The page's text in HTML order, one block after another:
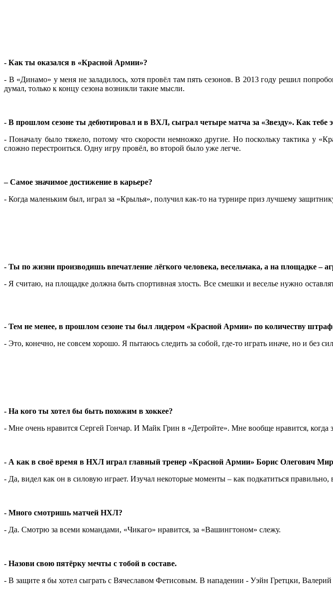
- Как ты оказался в «Красной Армии»?
- В «Динамо» у меня не заладилось, хотя провёл там пять сезонов. В 2013 году решил
думал, только к концу сезона возникли такие мысли.
- В прошлом сезоне ты дебютировал и в ВХЛ, сыграл четыре матча за «Звезду». Как тебе
- Поначалу было тяжело, потому что скорости немножко другие. Но поскольку тактика у
сложно перестроиться. Одну игру провёл, во второй было уже легче.
– Самое значимое достижение в карьере?
- Когда маленьким был, играл за «Крылья», получил как-то на турнире приз лучшему
- Ты по жизни производишь впечатление лёгкого человека, весельчака, а на площадке –
- Я считаю, на площадке должна быть спортивная злость. Все смешки и веселье нужно
- Тем не менее, в прошлом сезоне ты был лидером «Красной Армии» по количеству
- Это, конечно, не совсем хорошо. Я пытаюсь следить за собой, где-то играть иначе, но и без
- На кого ты хотел бы быть похожим в хоккее?
- Мне очень нравится Сергей Гончар. И Майк Грин в «Детройте». Мне вообще нравится, когда
- А как в своё время в НХЛ играл главный тренер «Красной Армии» Борис Олегович
- Да, видел как он в силовую играет. Изучал некоторые моменты – как подкатиться правильно,
- Много смотришь матчей НХЛ?
- Да. Смотрю за всеми командами, «Чикаго» нравится, за «Вашингтоном» слежу.
- Назови свою пятёрку мечты с тобой в составе.
- В защите я бы хотел сыграть с Вячеславом Фетисовым. В нападении - Уэйн Гретцки,